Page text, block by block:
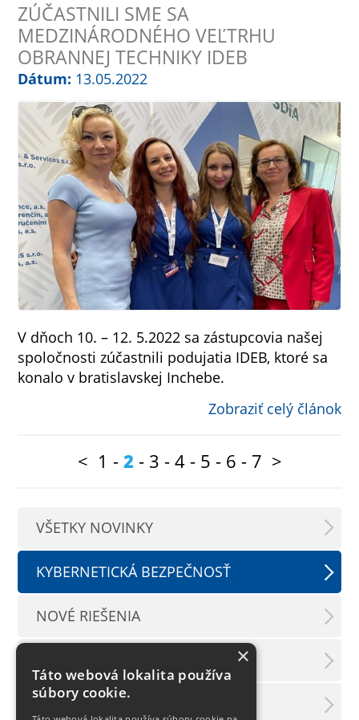
ZÚČASTNILI SME SA
MEDZINÁRODNÉHO VEĽTRHU
OBRANNEJ TECHNIKY IDEB
Dátum: 13.05.2022
V dňoch 10. – 12. 5.2022 sa zástupcovia našej
spoločnosti zúčastnili podujatia IDEB, ktoré sa
konalo v bratislavskej Inchebe.
Zobraziť celý článok
< 1 - 2 - 3 - 4- 5 - 6 - 7 >
VŠETKY NOVINKY
KYBERNETICKÁ BEZPEČNOSŤ
NOVÉ RIEŠENIA
TLAČOVÉ SPRÁVY
×
Táto webová lokalita používa
súbory cookie.